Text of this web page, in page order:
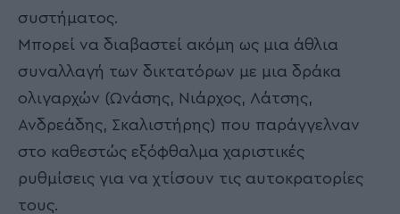
συστήματος.
Μπορεί να διαβαστεί ακόμη ως μια άθλια
συναλλαγή των δικτατόρων με μια δράκα
ολιγαρχών (Ωνάσης, Νιάρχος, Λάτσης,
Ανδρεάδης, Σκαλιστήρης) που παράγγελναν
στο καθεστώς εξόφθαλμα χαριστικές
ρυθμίσεις για να χτίσουν τις αυτοκρατορίες
τους.